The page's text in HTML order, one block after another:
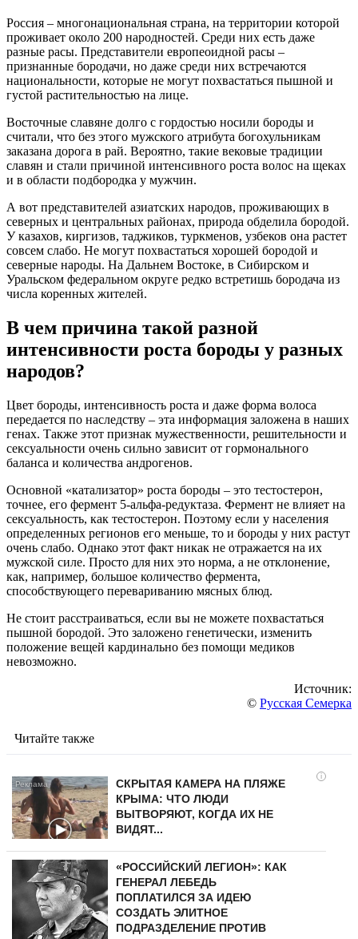
Россия – многонациональная страна, на территории которой
проживает около 200 народностей. Среди них есть даже
разные расы. Представители европеоидной расы –
признанные бородачи, но даже среди них встречаются
национальности, которые не могут похвастаться пышной и
густой растительностью на лице.
Восточные славяне долго с гордостью носили бороды и
считали, что без этого мужского атрибута богохульникам
заказана дорога в рай. Вероятно, такие вековые традиции
славян и стали причиной интенсивного роста волос на щеках
и в области подбородка у мужчин.
А вот представителей азиатских народов, проживающих в
северных и центральных районах, природа обделила бородой.
У казахов, киргизов, таджиков, туркменов, узбеков она растет
совсем слабо. Не могут похвастаться хорошей бородой и
северные народы. На Дальнем Востоке, в Сибирском и
Уральском федеральном округе редко встретишь бородача из
числа коренных жителей.
В чем причина такой разной
интенсивности роста бороды у разных
народов?
Цвет бороды, интенсивность роста и даже форма волоса
передается по наследству – эта информация заложена в наших
генах. Также этот признак мужественности, решительности и
сексуальности очень сильно зависит от гормонального
баланса и количества андрогенов.
Основной «катализатор» роста бороды – это тестостерон,
точнее, его фермент 5-альфа-редуктаза. Фермент не влияет на
сексуальность, как тестостерон. Поэтому если у населения
определенных регионов его меньше, то и бороды у них растут
очень слабо. Однако этот факт никак не отражается на их
мужской силе. Просто для них это норма, а не отклонение,
как, например, большое количество фермента,
способствующего перевариванию мясных блюд.
Не стоит расстраиваться, если вы не можете похвастаться
пышной бородой. Это заложено генетически, изменить
положение вещей кардинально без помощи медиков
невозможно.
Источник:
© Русская Семерка
Читайте также
i
СКРЫТАЯ КАМЕРА НА ПЛЯЖЕ
КРЫМА: ЧТО ЛЮДИ
ВЫТВОРЯЮТ, КОГДА ИХ НЕ
ВИДЯТ...
«РОССИЙСКИЙ ЛЕГИОН»: КАК
ГЕНЕРАЛ ЛЕБЕДЬ
ПОПЛАТИЛСЯ ЗА ИДЕЮ
СОЗДАТЬ ЭЛИТНОЕ
ПОДРАЗДЕЛЕНИЕ ПРОТИВ